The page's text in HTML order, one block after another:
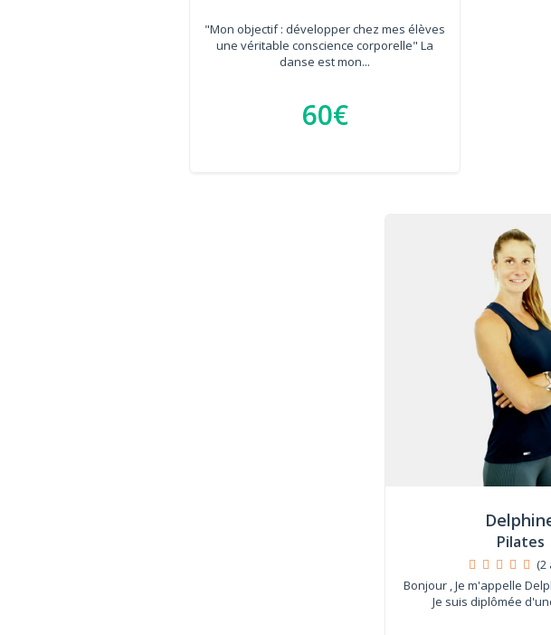
"Mon objectif : développer chez mes élèves
une véritable conscience corporelle" La
danse est mon...
60€
Pilates
(2
Bonjour , Je m'appelle
Je suis diplômée